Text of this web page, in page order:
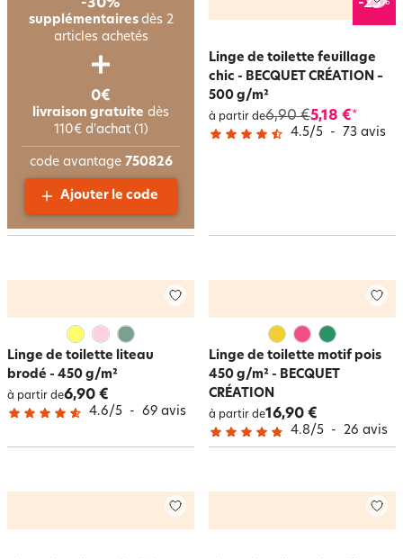
-25
Linge de toilette feuillage
chic - BECQUET CRÉATION –
500 g/m²
à partir de6,90 €5,18 €*
4.5/5 - 73 avis
Linge de toilette liteau
brodé - 450 g/m²
à partir de6,90 €
4.6/5 - 69 avis
Linge de toilette motif pois
450 g/m² - BECQUET
CRÉATION
à partir de16,90 €
4.8/5 - 26 avis
-30%
supplémentaires dès 2
articles achetés
0€
livraison gratuite dès
110€ d'achat (1)
code avantage 750826
Ajouter le code